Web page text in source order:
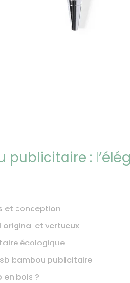
publicitaire :
et conception
et vertueux
écologique
bambou publicitaire
en bois ?